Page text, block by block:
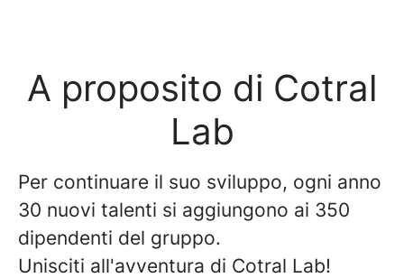
A proposito di Cotral
Lab
Per continuare il suo sviluppo, ogni anno
30 nuovi talenti si aggiungono ai 350
dipendenti del gruppo.
Unisciti all'avventura di Cotral Lab!